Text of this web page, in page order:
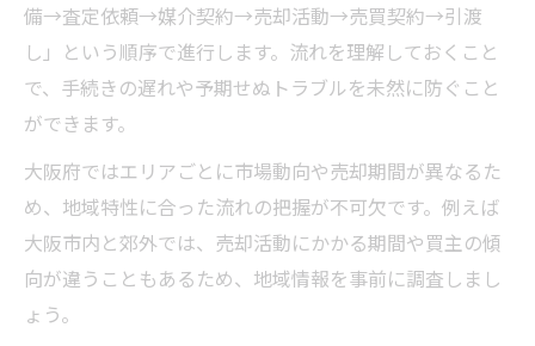
大阪府で実践する不動産売却の具体的な手
順
不動産売却手順の中で押さえるべき注意点
とは
大阪府で高値売却を目指すための手順ポイ
ント
不動産売却を円滑に進める大阪府独自の流
れ
備→査定依頼→媒介契約→売却活動→売買契約→引渡
し」という順序で進行します。流れを理解しておくこと
で、手続きの遅れや予期せぬトラブルを未然に防ぐこと
ができます。
大阪府ではエリアごとに市場動向や売却期間が異なるた
め、地域特性に合った流れの把握が不可欠です。例えば
大阪市内と郊外では、売却活動にかかる期間や買主の傾
向が違うこともあるため、地域情報を事前に調査しまし
ょう。